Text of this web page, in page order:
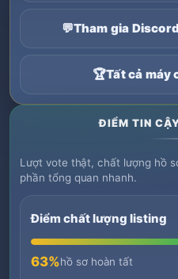
💬Tham gia Discord
🏆Tất cả máy
ĐIỂM TIN
Lượt vote thật, chất lượng hồ
phần tổng quan nhanh.
Điểm chất lượng listing
63%hồ sơ hoàn tất